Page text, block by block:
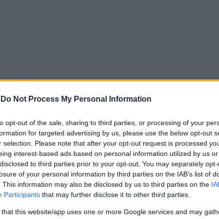
Do Not Process My Personal Information
opt-out of the sale, sharing to third parties, or processing of your
for targeted advertising by us, please use the below opt-out
selection. Please note that after your opt-out request is processed
interest-based ads based on personal information utilized by us
to third parties prior to your opt-out. You may separately
of your personal information by third parties on the IAB’s list of
This information may also be disclosed by us to third parties on the
Participants that may further disclose it to other third parties.
that this website/app uses one or more Google services and may
συγκεντρώθηκαν στα στενά του Οτράντο, εκεί
την Ιταλία με βαλκανικές χώρες.
παρέμεινε ακίνητο για αρκετές ώρες,
πλησίασε πάρα πολύ το γνωστό αεροπλανοφόρο.